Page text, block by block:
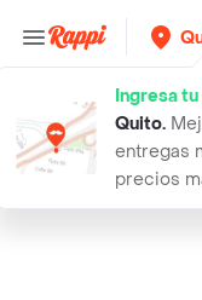
Ingresa
Quito.
entregas
precios
eya esmalte